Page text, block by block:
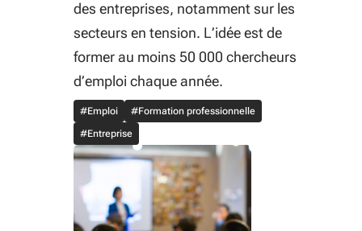
des entreprises, notamment sur les
secteurs en tension. L’idée est de
former au moins 50 000 chercheurs
d’emploi chaque année.
#Emploi
#Formation professionnelle
#Entreprise